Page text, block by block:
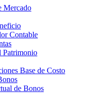
Mercado
Contable
Patrimonio
Base de Costo
de Bonos